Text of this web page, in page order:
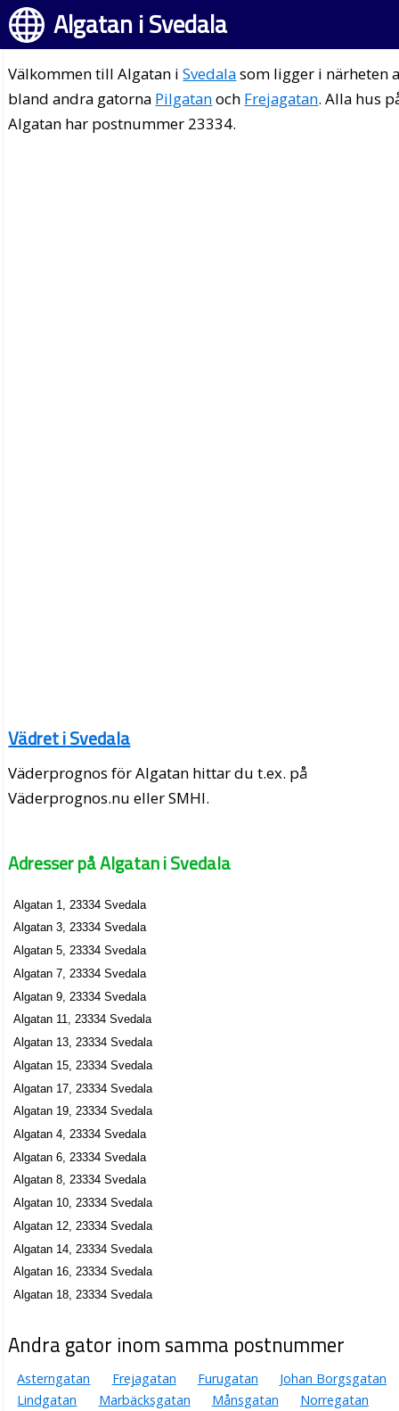
Algatan i Svedala
Välkommen till Algatan iSvedalasom ligger i närheten
bland andra gatorna Pilgatanoch Frejagatan. Alla hus
Algatan har postnummer 23334.
Vädret i Svedala
Väderprognos för Algatan hittar du t.ex. på
Väderprognos.nu eller SMHI.
Adresser på Algatan i Svedala
Algatan 1, 23334 Svedala
Algatan 3, 23334 Svedala
Algatan 5, 23334 Svedala
Algatan 7, 23334 Svedala
Algatan 9, 23334 Svedala
Algatan 11, 23334 Svedala
Algatan 13, 23334 Svedala
Algatan 15, 23334 Svedala
Algatan 17, 23334 Svedala
Algatan 19, 23334 Svedala
Algatan 4, 23334 Svedala
Algatan 6, 23334 Svedala
Algatan 8, 23334 Svedala
Algatan 10, 23334 Svedala
Algatan 12, 23334 Svedala
Algatan 14, 23334 Svedala
Algatan 16, 23334 Svedala
Algatan 18, 23334 Svedala
Andra gator inom samma postnummer
Asterngatan Frejagatan Furugatan
Johan Borgsgatan
Lindgatan
Marbäcksgatan Månsgatan
Norregatan